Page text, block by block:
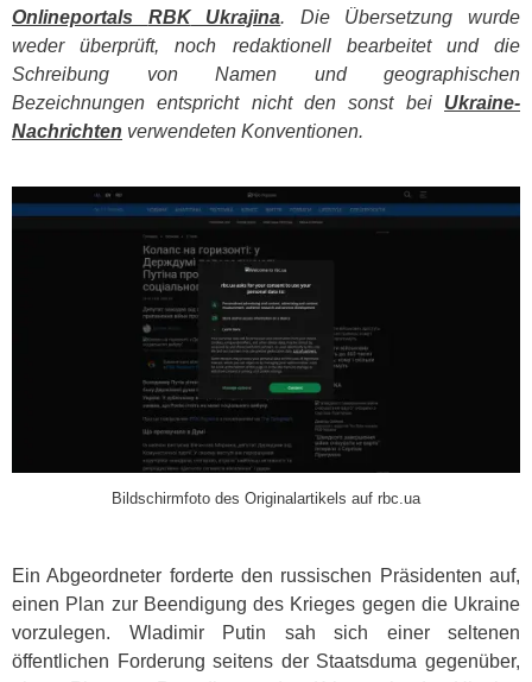
Onlineportals RBKUkrajina. Die Übersetzung wurde
weder überprüft, noch redaktionell bearbeitet und die
Schreibung von Namen und geographischen
Bezeichnungen entspricht nicht den sonst bei Ukraine-
Nachrichten verwendeten Konventionen.
Bildschirmfoto des Originalartikels auf rbc.ua
Ein Abgeordneter forderte den russischen Präsidenten auf,
einen Plan zur Beendigung des Krieges gegen die Ukraine
vorzulegen. Wladimir Putin sah sich einer seltenen
öffentlichen Forderung seitens der Staatsduma gegenüber,